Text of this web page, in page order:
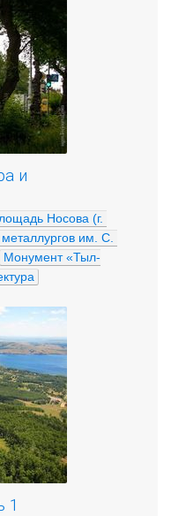
и
Носова (г.
им. С.
Монумент «Тыл-
1